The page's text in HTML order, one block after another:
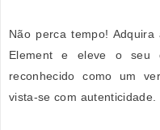
Não perca tempo!
Element e eleve o seu
reconhecido como um
vista-se com autenticidade.